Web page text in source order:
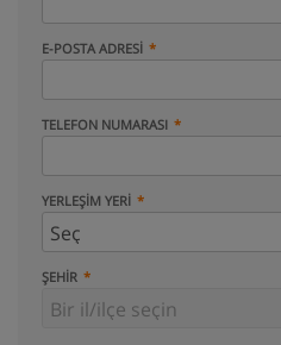
E-POSTA ADRESI
TELEFON NUMARASI
YERLEŞIM YERI
ŞEHIR